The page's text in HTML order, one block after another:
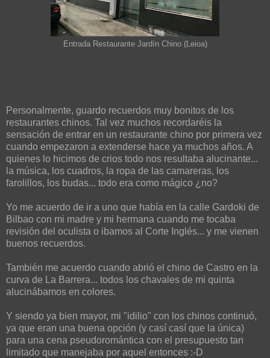
Entrada Restaurante Jardín Chino (Leioa)
Personalmente, guardo recuerdos muy bonitos de los
restaurantes chinos. Tal vez muchos recordaréis la
sensación de entrar en un restaurante chino por primera vez
cuando empezaron a extenderse hace ya muchos años. A
quienes lo hicimos de crios todo nos resultaba alucinante...
la música, los cuadros, la ropa de las camareras, los
farolillos, los budas... todo era como mágico ¿no?
Yo me acuerdo de ir a uno que había en la calle Gardoki de
Bilbao con mi madre y mi hermana cuando me tocaba
revisión del oculista o ibamos al Corte Inglés... y me vienen
buenos recuerdos.
También me acuerdo cuando abrió el chino de Castro en la
curva de La Barrera... todos los chavales de mi quinta
alucinábamos en colores.
Y siendo ya bien mayor, mi "idilio" con los chinos continuó,
ya que eran una buena opción (y casí casí que la única)
para una cena pseudoromántica con el presupuesto tan
limitado que manejaba por aquel entonces :-D